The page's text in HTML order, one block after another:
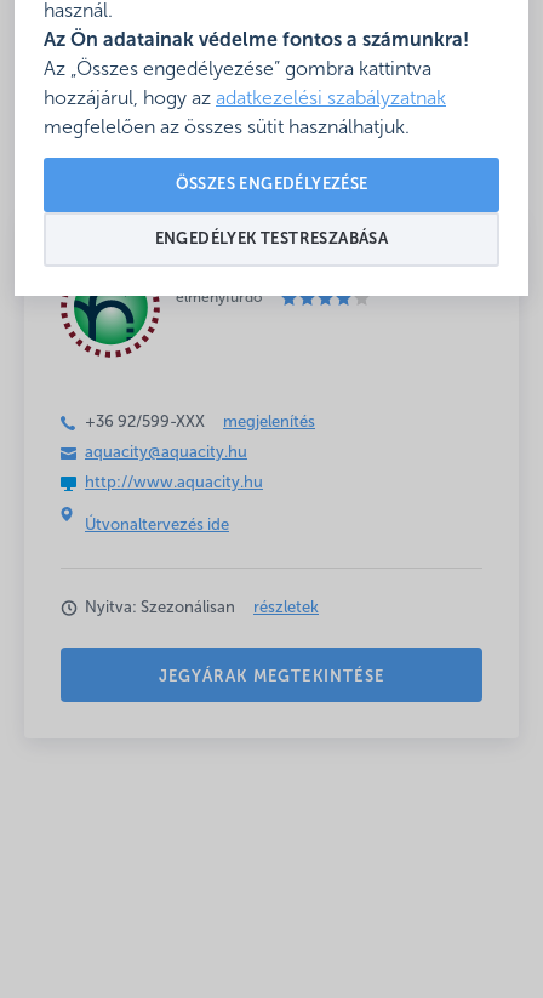
használ.
Az Ön adatainak védelme fontos a számunkra!
Az „Összes engedélyezése” gombra kattintva
hozzájárul, hogy az adatkezelési szabályzatnak
megfelelően az összes sütit használhatjuk.
ÖSSZES ENGEDÉLYEZÉSE
ENGEDÉLYEK TESTRESZABÁSA
8900 Zalaegerszeg, Fürdő sétány 2.
Mutasd térképen
Baba- és
családbarát
Étkezési lehetőség
a fürdőben
Minősített fürdő
élményfürdő
+36 92/599-XXX
megjelenítés
aquacity@aquacity.hu
http://www.aquacity.hu
Útvonaltervezés ide
Nyitva: Szezonálisan részletek
JEGYÁRAK MEGTEKINTÉSE